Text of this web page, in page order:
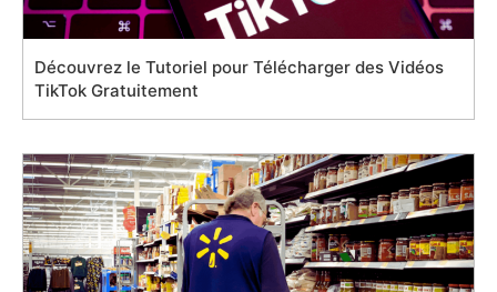
Découvrez le Tutoriel pour Télécharger des Vidéos
TikTok Gratuitement